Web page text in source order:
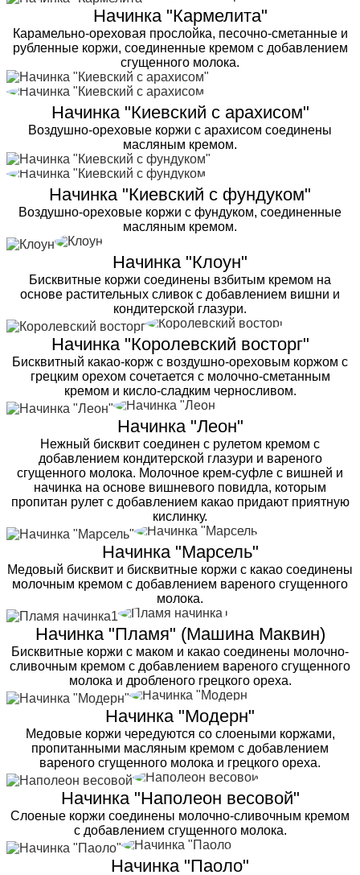
Начинка "Кармелита"
Карамельно-ореховая прослойка, песочно-сметанные и
рубленные коржи, соединенные кремом с добавлением
сгущенного молока.
Начинка "Киевский с арахисом"
Воздушно-ореховые коржи с арахисом соединены
масляным кремом.
Начинка "Киевский с фундуком"
Воздушно-ореховые коржи с фундуком, соединенные
масляным кремом.
Начинка "Клоун"
Бисквитные коржи соединены взбитым кремом на
основе растительных сливок с добавлением вишни и
кондитерской глазури.
Начинка "Королевский восторг"
Бисквитный какао-корж с воздушно-ореховым коржом с
грецким орехом сочетается с молочно-сметанным
кремом и кисло-сладким черносливом.
Начинка "Леон"
Нежный бисквит соединен с рулетом кремом с
добавлением кондитерской глазури и вареного
сгущенного молока. Молочное крем-суфле с вишней и
начинка на основе вишневого повидла, которым
пропитан рулет с добавлением какао придают приятную
кислинку.
Начинка "Марсель"
Медовый бисквит и бисквитные коржи с какао соединены
молочным кремом с добавлением вареного сгущенного
молока.
Начинка "Пламя" (Машина Маквин)
Бисквитные коржи с маком и какао соединены молочно-
сливочным кремом с добавлением вареного сгущенного
молока и дробленого грецкого ореха.
Начинка "Модерн"
Медовые коржи чередуются со слоеными коржами,
пропитанными масляным кремом с добавлением
вареного сгущенного молока и грецкого ореха.
Начинка "Наполеон весовой"
Слоеные коржи соединены молочно-сливочным кремом
с добавлением сгущенного молока.
Начинка "Паоло"